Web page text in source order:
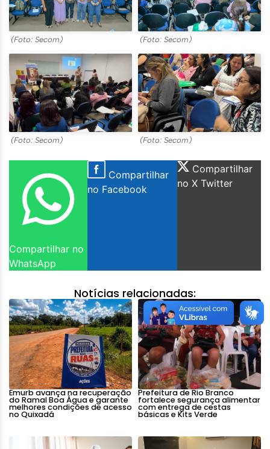
(Foto: Secom) (Foto: Secom)
(Foto: Secom) (Foto: Secom)
Compartilhar no
WhatsApp
Compartilhar
no Facebook
Compartilhar
no X Twitter
Notícias relacionadas:
Emurb avança na recuperação
do Ramal Boa Água e garante
melhores condições de acesso
no Quixadá
Prefeitura de Rio Branco
fortalece segurança alimentar
com entrega de cestas
básicas e Kits Verde